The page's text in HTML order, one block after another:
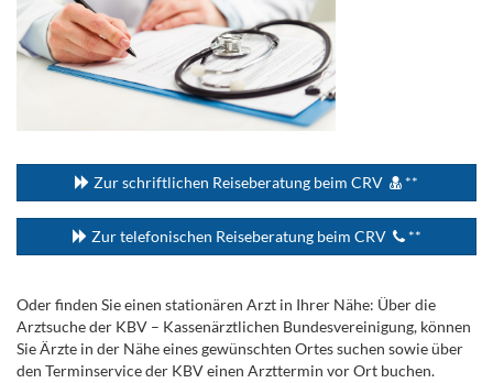
Zur schriftlichen Reiseberatung beim CRV **
Zur telefonischen Reiseberatung beim CRV **
Oder finden Sie einen stationären Arzt in Ihrer Nähe: Über die
Arztsuche der KBV – Kassenärztlichen Bundesvereinigung, können
Sie Ärzte in der Nähe eines gewünschten Ortes suchen sowie über
den Terminservice der KBV einen Arzttermin vor Ort buchen.